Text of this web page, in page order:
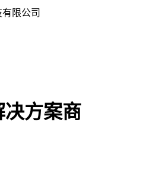
限公司
方案商